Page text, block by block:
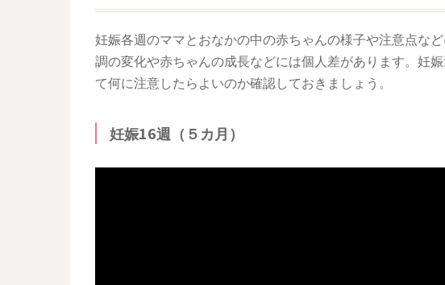
妊娠各週のママとおなかの中の赤ちゃんの様子や注意点な
調の変化や赤ちゃんの成長などには個人差があります。妊
て何に注意したらよいのか確認しておきましょう。
妊娠16週（５カ月）